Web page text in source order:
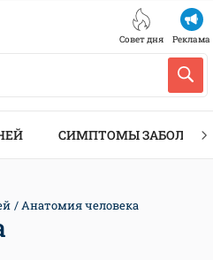
Совет дня Реклама
СИМПТОМЫ
Анатомия человека